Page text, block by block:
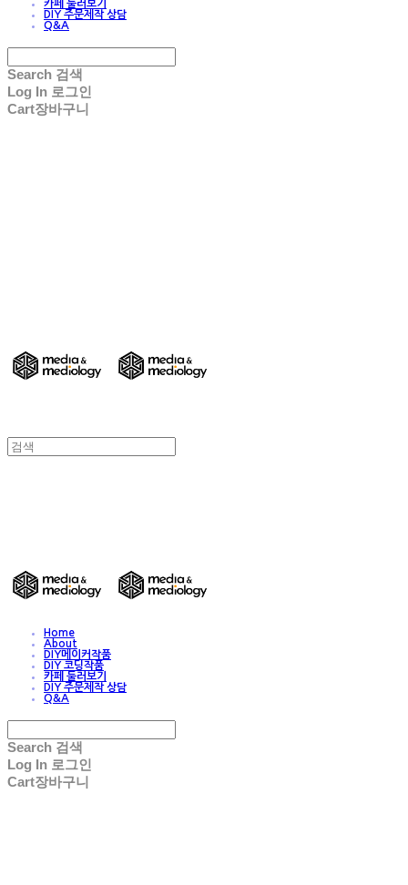
카페 둘러보기
DIY 주문제작 상담
Q&A
Search 검색
Log In 로그인
Cart장바구니
Home
About
DIY메이커작품
DIY 코딩작품
카페 둘러보기
DIY 주문제작 상담
Q&A
Search 검색
Log In 로그인
Cart장바구니